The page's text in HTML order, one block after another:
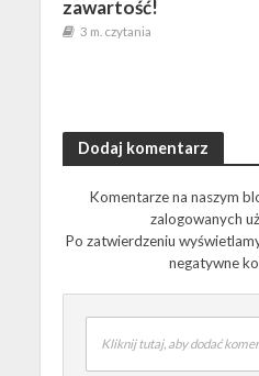
zawartość!
3 m. czytania
Dodaj komentarz
Komentarze na naszym
zalogowanych
Po zatwierdzeniu
negatywne
Kliknij tutaj, aby dodać